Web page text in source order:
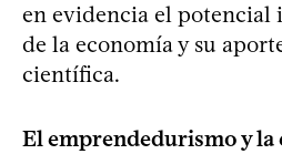
en evidencia el
de la economía y su
científica.
El emprendedurismo y la